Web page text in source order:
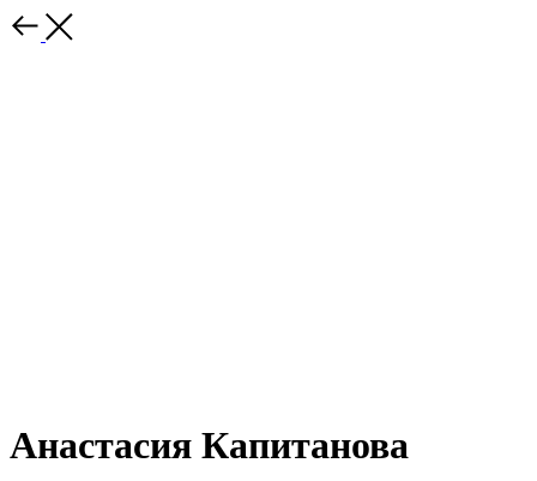
Анастасия Капитанова